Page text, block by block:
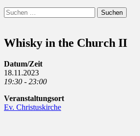
Suchen
Suchen
nach:
Whisky in the Church II
Datum/Zeit
18.11.2023
19:30 - 23:00
Veranstaltungsort
Ev. Christuskirche